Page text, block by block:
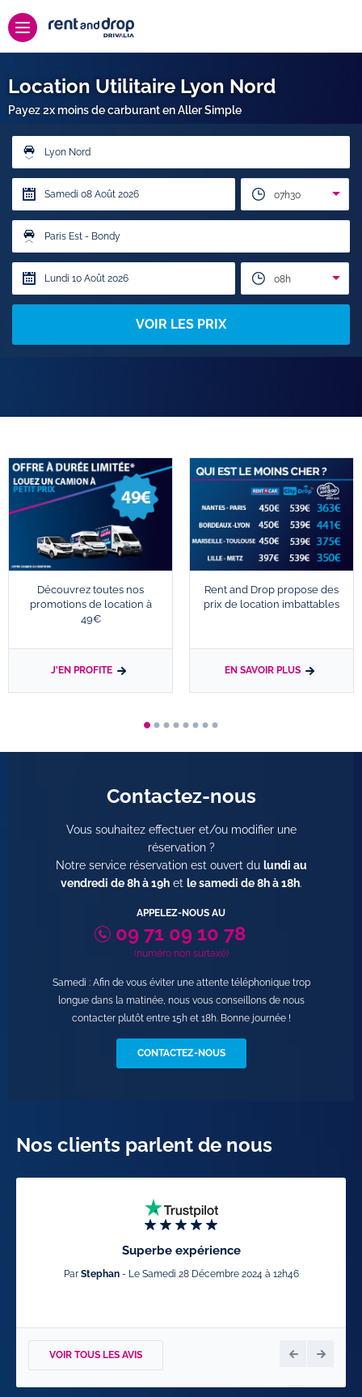
Location Utilitaire Lyon Nord
Payez 2x moins de carburant en Aller Simple
Lyon Nord
07h30
Paris Est - Bondy
08h
VOIR LES PRIX
Découvrez toutes nos
promotions de location à
49€
J'EN PROFITE
Rent and Drop propose des
prix de location imbattables
EN SAVOIR PLUS
Contactez-nous
Vous souhaitez effectuer et/ou modifier une
réservation ?
Notre service réservation est ouvert du lundi au
vendredi de 8h à 19het le samedi de 8h à 18h.
APPELEZ-NOUS AU
09 71 09 10 78
(numéro non surtaxé)
Samedi : Afin de vous éviter une attente téléphonique trop
longue dans la matinée, nous vous conseillons de nous
contacter plutôt entre 15h et 18h. Bonne journée !
CONTACTEZ-NOUS
Nos clients parlent de nous
Superbe expérience
Par Stephan- Le Samedi 28 Décembre 2024 à 12h46
VOIR TOUS LES AVIS